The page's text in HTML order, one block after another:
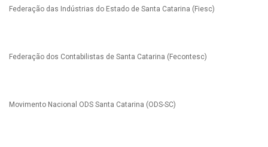
Federação das Indústrias do Estado de Santa Catarina (Fiesc)
Federação dos Contabilistas de Santa Catarina (Fecontesc)
Movimento Nacional ODS Santa Catarina (ODS-SC)